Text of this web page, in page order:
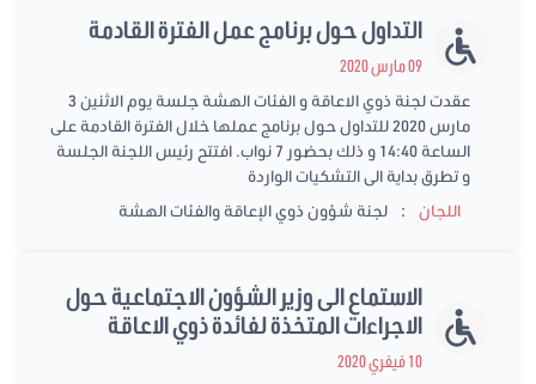
التداول حول برنامج عمل الفترة القادمة
09 مارس 2020
عقدت لجنة ذوي الاعاقة و الفئات الهشة جلسة يوم الاثنين 3
مارس 2020 للتداول حول برنامج عملها خلال الفترة القادمة على
الساعة 14:40 و ذلك بحضور 7 نواب. افتتح رئيس اللجنة الجلسة
و تطرق بداية الى التشكيات الواردة
اللجان : لجنة شؤون ذوي الإعاقة والفئات الهشة
الاستماع الى وزير الشؤون الاجتماعية حول
الاجراءات المتخذة لفائدة ذوي الاعاقة